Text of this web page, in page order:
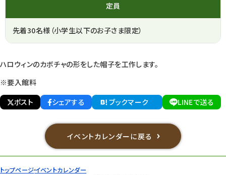
トップページイベントカレンダー
定員
先着30名様（小学生以下のお子さま限定）
ハロウィンのカボチャの形をした帽子を工作します。
※要入館料
ポスト
シェアする ブックマーク LINEで送る
イベントカレンダーに戻る